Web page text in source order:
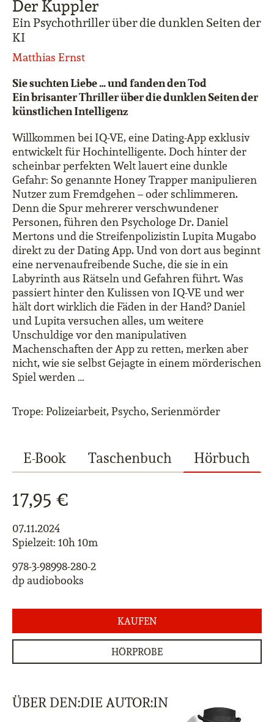
Der Kuppler
Ein Psychothriller über die dunklen Seiten der
KI
Matthias Ernst
Sie suchten Liebe … und fanden den Tod
Ein brisanter Thriller über die dunklen Seiten der
künstlichen Intelligenz
Willkommen bei IQ-VE, eine Dating-App exklusiv
entwickelt für Hochintelligente. Doch hinter der
scheinbar perfekten Welt lauert eine dunkle
Gefahr: So genannte Honey Trapper manipulieren
Nutzer zum Fremdgehen – oder schlimmeren.
Denn die Spur mehrerer verschwundener
Personen, führen den Psychologe Dr. Daniel
Mertons und die Streifenpolizistin Lupita Mugabo
direkt zu der Dating App. Und von dort aus beginnt
eine nervenaufreibende Suche, die sie in ein
Labyrinth aus Rätseln und Gefahren führt. Was
passiert hinter den Kulissen von IQ-VE und wer
hält dort wirklich die Fäden in der Hand? Daniel
und Lupita versuchen alles, um weitere
Unschuldige vor den manipulativen
Machenschaften der App zu retten, merken aber
nicht, wie sie selbst Gejagte in einem mörderischen
Spiel werden …
Trope: Polizeiarbeit, Psycho, Serienmörder
E-Book Taschenbuch Hörbuch
17,95 €
07.11.2024
Spielzeit: 10h 10m
978-3-98998-280-2
dp audiobooks
KAUFEN
HÖRPROBE
ÜBER DEN:DIE AUTOR:IN